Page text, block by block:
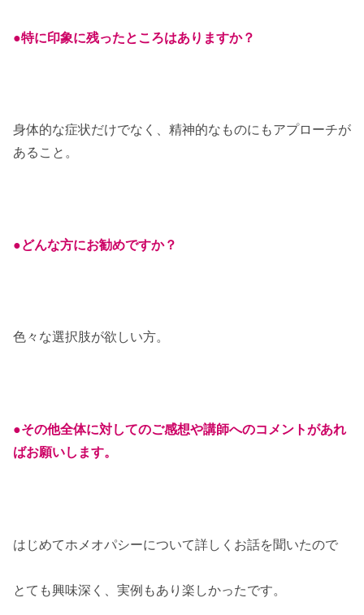
●特に印象に残ったところはありますか？
身体的な症状だけでなく、精神的なものにもアプローチが
あること。
●どんな方にお勧めですか？
色々な選択肢が欲しい方。
●その他全体に対してのご感想や講師へのコメントがあれ
ばお願いします。
はじめてホメオパシーについて詳しくお話を聞いたので
とても興味深く、実例もあり楽しかったです。